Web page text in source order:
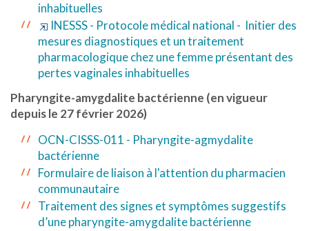
inhabituelles
INESSS - Protocole médical national - Initier des
mesures diagnostiques et un traitement
pharmacologique chez une femme présentant des
pertes vaginales inhabituelles
Pharyngite-amygdalite bactérienne (en vigueur
depuis le 27 février 2026)
OCN-CISSS-011 - Pharyngite-agmydalite
bactérienne
Formulaire de liaison à l'attention du pharmacien
communautaire
Traitement des signes et symptômes suggestifs
d’une pharyngite-amygdalite bactérienne